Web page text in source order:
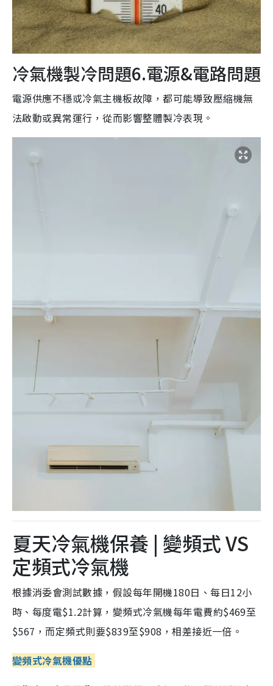
冷氣機製冷問題6.電源&電路問題
電源供應不穩或冷氣主機板故障，都可能導致壓縮機無
法啟動或異常運行，從而影響整體製冷表現。
夏天冷氣機保養 | 變頻式 VS
定頻式冷氣機
根據消委會測試數據，假設每年開機180日、每日12小
時、每度電$1.2計算，變頻式冷氣機每年電費約$469至
$567，而定頻式則要$839至$908，相差接近一倍。
變頻式冷氣機優點